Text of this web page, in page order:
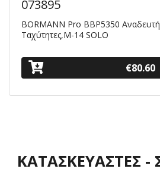
073895
BORMANN Pro BBP5350
Ταχύτητες,Μ-14 SOLO
€80.60
ΚΑΤΑΣΚΕΥΑΣΤΈΣ -